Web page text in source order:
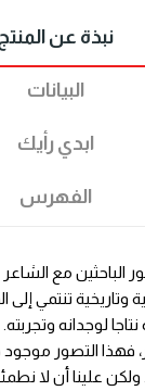
نبذة عن المنتج
البيانات
ابدي رأيك
الفهرس
مع الشاعر
تنتمي إلى
لوجدانه وتجربته.
فهذا التصور
علينا أن لا نطمئن